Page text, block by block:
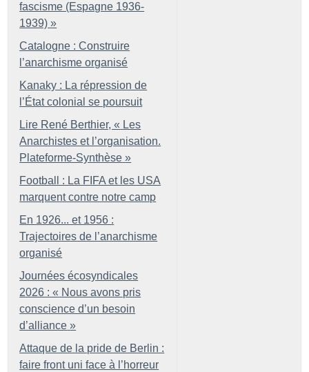
fascisme (Espagne 1936-
1939) »
Catalogne : Construire
l’anarchisme organisé
Kanaky : La répression de
l’État colonial se poursuit
Lire René Berthier, « Les
Anarchistes et l’organisation.
Plateforme-Synthèse »
Football : La FIFA et les USA
marquent contre notre camp
En 1926... et 1956 :
Trajectoires de l’anarchisme
organisé
Journées écosyndicales
2026 : « Nous avons pris
conscience d’un besoin
d’alliance »
Attaque de la pride de Berlin :
faire front uni face à l’horreur